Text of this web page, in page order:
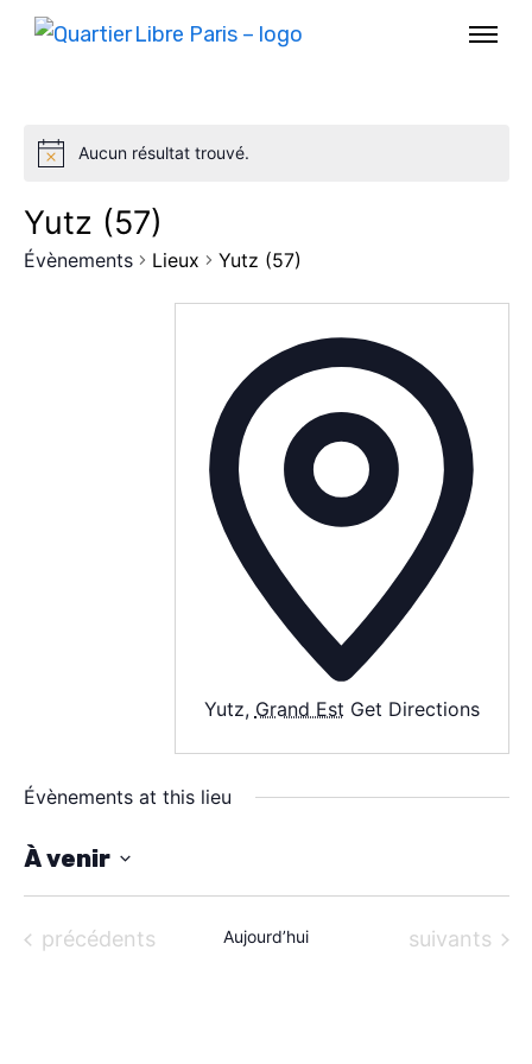
AGENDA
SPECTACLE
À PROPOS
CONTACT
Aucun résultat trouvé.
Yutz (57)
Évènements Lieux Yutz (57)
Yutz, Grand Est Get Directions
Évènements at this lieu
À venir
S
é Évènements
précédents Aujourd’hui Évènements
suivants